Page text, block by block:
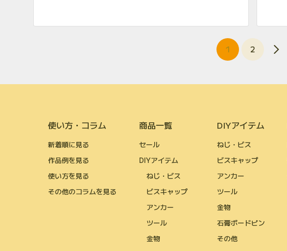
1 2
使い方・コラム
新着順に見る
作品例を見る
使い方を見る
その他のコラムを見る
商品一覧
セール
DIYアイテム
ねじ・ビス
ビスキャップ
アンカー
ツール
金物
DIYアイテム
ねじ・ビス
ビスキャップ
アンカー
ツール
金物
石膏ボードピン
その他